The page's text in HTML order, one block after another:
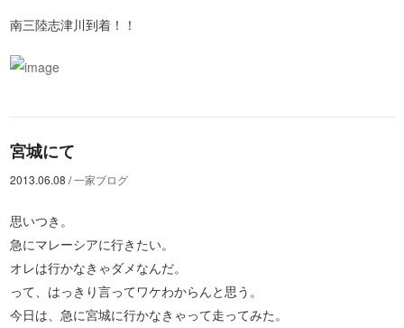
南三陸志津川到着！！
宮城にて
2013.06.08 /一家ブログ
思いつき。
急にマレーシアに行きたい。
オレは行かなきゃダメなんだ。
って、はっきり言ってワケわからんと思う。
今日は、急に宮城に行かなきゃって走ってみた。